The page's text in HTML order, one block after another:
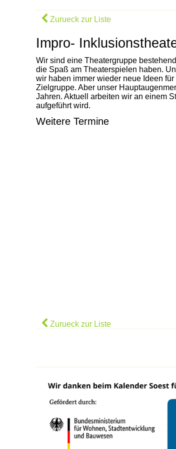
Zurueck zur Liste
Impro-
Wir sind eine Theatergruppe
die Spaß am Theaterspielen haben.
wir haben immer wieder neue Ideen
Zielgruppe. Aber unser
Jahren. Aktuell arbeiten wir an einem
aufgeführt wird.
Weitere Termine
Zurueck zur Liste